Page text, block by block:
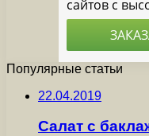
Популярные статьи
22.04.2019
Салат с